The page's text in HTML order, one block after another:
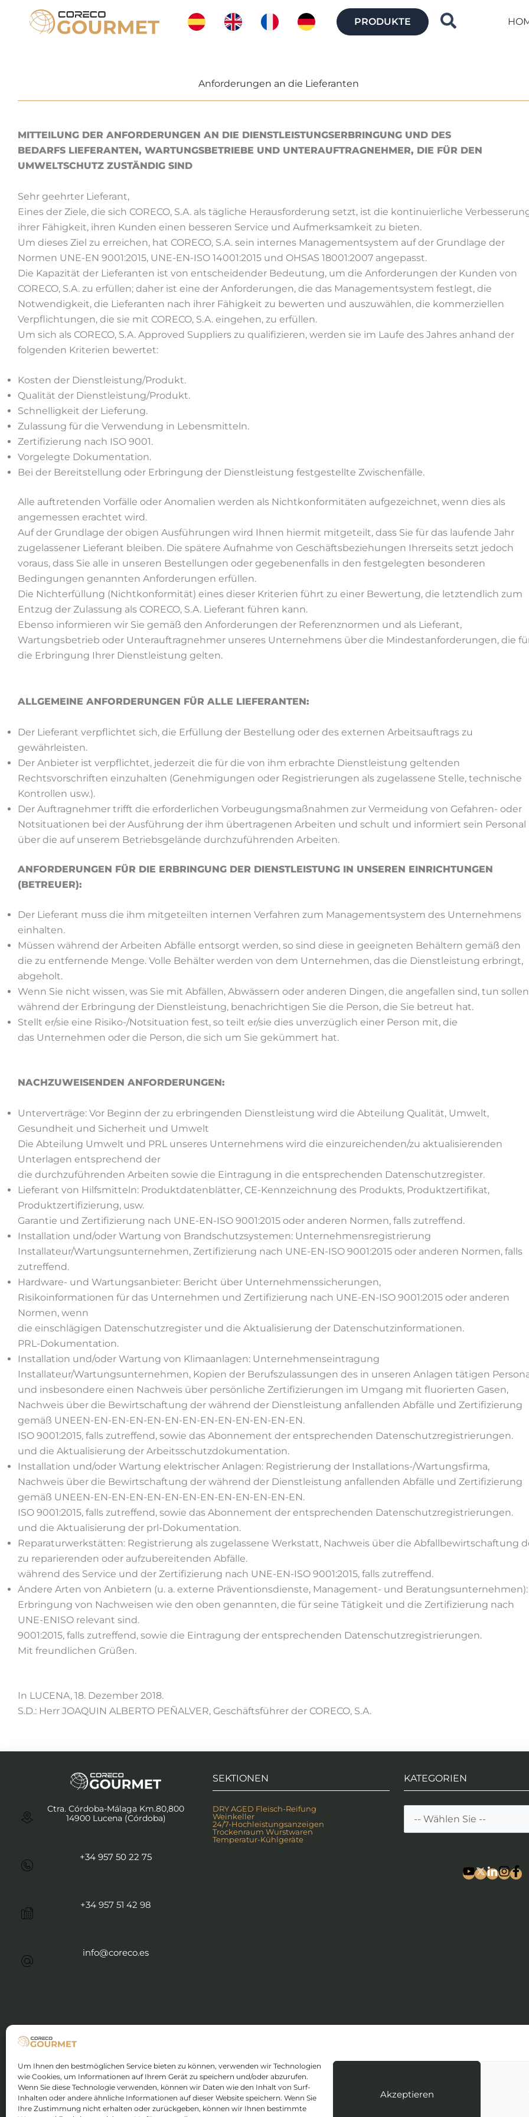
Um Ihnen den bestmöglichen Service bieten zu können, verwenden wir Technologien
wie Cookies, um Informationen auf Ihrem Gerät zu speichern und/oder abzurufen.
Wenn Sie diese Technologie verwenden, können wir Daten wie den Inhalt von Surf-
Inhalten oder andere ähnliche Informationen auf dieser Website speichern. Wenn Sie
Ihre Zustimmung nicht erhalten oder zurückgeben, können wir Ihnen bestimmte
Akzeptieren
springen
PRODUKTE Suche
Anforderungen an die Lieferanten
MITTEILUNG DER ANFORDERUNGEN AN DIE DIENSTLEISTUNGSERBRINGUNG UND DES
BEDARFS LIEFERANTEN, WARTUNGSBETRIEBE UND UNTERAUFTRAGNEHMER, DIE FÜR DEN
UMWELTSCHUTZ ZUSTÄNDIG SIND
Sehr geehrter Lieferant,
Eines der Ziele, die sich CORECO, S.A. als tägliche Herausforderung setzt, ist die kontinuierliche
ihrer Fähigkeit, ihren Kunden einen besseren Service und Aufmerksamkeit zu bieten.
Um dieses Ziel zu erreichen, hat CORECO, S.A. sein internes Managementsystem auf der Grundlage der
Normen UNE-EN 9001:2015, UNE-EN-ISO 14001:2015 und OHSAS 18001:2007 angepasst.
Die Kapazität der Lieferanten ist von entscheidender Bedeutung, um die Anforderungen der Kunden von
CORECO, S.A. zu erfüllen; daher ist eine der Anforderungen, die das Managementsystem festlegt, die
Notwendigkeit, die Lieferanten nach ihrer Fähigkeit zu bewerten und auszuwählen, die kommerziellen
Verpflichtungen, die sie mit CORECO, S.A. eingehen, zu erfüllen.
Um sich als CORECO, S.A. Approved Suppliers zu qualifizieren, werden sie im Laufe des Jahres anhand der
folgenden Kriterien bewertet:
Kosten der Dienstleistung/Produkt.
Qualität der Dienstleistung/Produkt.
Schnelligkeit der Lieferung.
Zulassung für die Verwendung in Lebensmitteln.
Zertifizierung nach ISO 9001.
Vorgelegte Dokumentation.
Bei der Bereitstellung oder Erbringung der Dienstleistung festgestellte Zwischenfälle.
Alle auftretenden Vorfälle oder Anomalien werden als Nichtkonformitäten aufgezeichnet, wenn dies als
angemessen erachtet wird.
Auf der Grundlage der obigen Ausführungen wird Ihnen hiermit mitgeteilt, dass Sie für das laufende Jahr
zugelassener Lieferant bleiben. Die spätere Aufnahme von Geschäftsbeziehungen Ihrerseits setzt jedoch
voraus, dass Sie alle in unseren Bestellungen oder gegebenenfalls in den festgelegten besonderen
Bedingungen genannten Anforderungen erfüllen.
Die Nichterfüllung (Nichtkonformität) eines dieser Kriterien führt zu einer Bewertung, die letztendlich zum
Entzug der Zulassung als CORECO, S.A. Lieferant führen kann.
Ebenso informieren wir Sie gemäß den Anforderungen der Referenznormen und als Lieferant,
Wartungsbetrieb oder Unterauftragnehmer unseres Unternehmens über die Mindestanforderungen, die
die Erbringung Ihrer Dienstleistung gelten.
ALLGEMEINE ANFORDERUNGEN FÜR ALLE LIEFERANTEN:
Der Lieferant verpflichtet sich, die Erfüllung der Bestellung oder des externen Arbeitsauftrags zu
gewährleisten.
Der Anbieter ist verpflichtet, jederzeit die für die von ihm erbrachte Dienstleistung geltenden
Rechtsvorschriften einzuhalten (Genehmigungen oder Registrierungen als zugelassene Stelle, technische
Kontrollen usw.).
Der Auftragnehmer trifft die erforderlichen Vorbeugungsmaßnahmen zur Vermeidung von Gefahren- oder
Notsituationen bei der Ausführung der ihm übertragenen Arbeiten und schult und informiert sein Personal
über die auf unserem Betriebsgelände durchzuführenden Arbeiten.
ANFORDERUNGEN FÜR DIE ERBRINGUNG DER DIENSTLEISTUNG IN UNSEREN EINRICHTUNGEN
(BETREUER):
Der Lieferant muss die ihm mitgeteilten internen Verfahren zum Managementsystem des Unternehmens
einhalten.
Müssen während der Arbeiten Abfälle entsorgt werden, so sind diese in geeigneten Behältern gemäß den
die zu entfernende Menge. Volle Behälter werden von dem Unternehmen, das die Dienstleistung erbringt,
abgeholt.
Wenn Sie nicht wissen, was Sie mit Abfällen, Abwässern oder anderen Dingen, die angefallen sind, tun sollen
während der Erbringung der Dienstleistung, benachrichtigen Sie die Person, die Sie betreut hat.
Stellt er/sie eine Risiko-/Notsituation fest, so teilt er/sie dies unverzüglich einer Person mit, die
das Unternehmen oder die Person, die sich um Sie gekümmert hat.
NACHZUWEISENDEN ANFORDERUNGEN:
Unterverträge: Vor Beginn der zu erbringenden Dienstleistung wird die Abteilung Qualität, Umwelt,
Gesundheit und Sicherheit und Umwelt
Die Abteilung Umwelt und PRL unseres Unternehmens wird die einzureichenden/zu aktualisierenden
Unterlagen entsprechend der
die durchzuführenden Arbeiten sowie die Eintragung in die entsprechenden Datenschutzregister.
Lieferant von Hilfsmitteln: Produktdatenblätter, CE-Kennzeichnung des Produkts, Produktzertifikat,
Produktzertifizierung, usw.
Garantie und Zertifizierung nach UNE-EN-ISO 9001:2015 oder anderen Normen, falls zutreffend.
Installation und/oder Wartung von Brandschutzsystemen: Unternehmensregistrierung
Installateur/Wartungsunternehmen, Zertifizierung nach UNE-EN-ISO 9001:2015 oder anderen Normen, falls
zutreffend.
Hardware- und Wartungsanbieter: Bericht über Unternehmenssicherungen,
Risikoinformationen für das Unternehmen und Zertifizierung nach UNE-EN-ISO 9001:2015 oder anderen
Normen, wenn
die einschlägigen Datenschutzregister und die Aktualisierung der Datenschutzinformationen.
PRL-Dokumentation.
Installation und/oder Wartung von Klimaanlagen: Unternehmenseintragung
Installateur/Wartungsunternehmen, Kopien der Berufszulassungen des in unseren Anlagen tätigen
und insbesondere einen Nachweis über persönliche Zertifizierungen im Umgang mit fluorierten Gasen,
Nachweis über die Bewirtschaftung der während der Dienstleistung anfallenden Abfälle und Zertifizierung
gemäß UNEEN-EN-EN-EN-EN-EN-EN-EN-EN-EN-EN-EN-EN.
ISO 9001:2015, falls zutreffend, sowie das Abonnement der entsprechenden Datenschutzregistrierungen.
und die Aktualisierung der Arbeitsschutzdokumentation.
Installation und/oder Wartung elektrischer Anlagen: Registrierung der Installations-/Wartungsfirma,
Nachweis über die Bewirtschaftung der während der Dienstleistung anfallenden Abfälle und Zertifizierung
gemäß UNEEN-EN-EN-EN-EN-EN-EN-EN-EN-EN-EN-EN-EN.
ISO 9001:2015, falls zutreffend, sowie das Abonnement der entsprechenden Datenschutzregistrierungen.
und die Aktualisierung der prl-Dokumentation.
Reparaturwerkstätten: Registrierung als zugelassene Werkstatt, Nachweis über die Abfallbewirtschaftung
zu reparierenden oder aufzubereitenden Abfälle.
während des Service und der Zertifizierung nach UNE-EN-ISO 9001:2015, falls zutreffend.
Andere Arten von Anbietern (u. a. externe Präventionsdienste, Management- und Beratungsunternehmen):
Erbringung von Nachweisen wie den oben genannten, die für seine Tätigkeit und die Zertifizierung nach
UNE-ENISO relevant sind.
9001:2015, falls zutreffend, sowie die Eintragung der entsprechenden Datenschutzregistrierungen.
Mit freundlichen Grüßen.
In LUCENA, 18. Dezember 2018.
S.D.: Herr JOAQUIN ALBERTO PEÑALVER, Geschäftsführer der CORECO, S.A.
Ctra. Córdoba-Málaga Km.80,800
14900 Lucena (Córdoba)
+34 957 50 22 75
+34 957 51 42 98
info@coreco.es
SEKTIONEN
DRY AGED Fleisch-Reifung
Weinkeller
24/7-Hochleistungsanzeigen
Trockenraum Wurstwaren
Temperatur-Kühlgeräte
KATEGORIEN
I.R.M. von Córdoba, Band 263 allgemein, 177 der Abteilung für Unternehmen, Blatt Nummer 4349 allgemein,